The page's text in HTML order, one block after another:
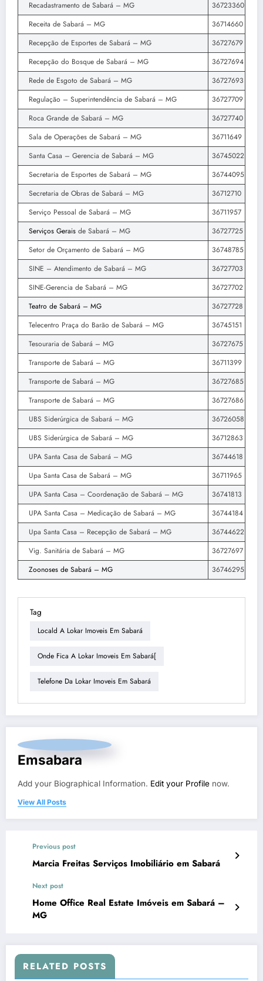
Recadastramento de Sabará – MG
36723360
Receita de Sabará – MG
36714660
Recepção de Esportes de Sabará – MG
36727679
Recepção do Bosque de Sabará – MG
36727694
Rede de Esgoto de Sabará – MG
36727693
Regulação – Superintendência de Sabará – MG
36727709
Roca Grande de Sabará – MG
36727740
Sala de Operações de Sabará – MG
36711649
Santa Casa – Gerencia de Sabará – MG
36745022
Secretaria de Esportes de Sabará – MG
36744095
Secretaria de Obras de Sabará – MG
36712710
Serviço Pessoal de Sabará – MG
36711957
Serviços Gerais de Sabará – MG
36727725
Setor de Orçamento de Sabará – MG
36748785
SINE – Atendimento de Sabará – MG
36727703
SINE-Gerencia de Sabará – MG
36727702
Teatro de Sabará – MG
36727728
Telecentro Praça do Barão de Sabará – MG
36745151
Tesouraria de Sabará – MG
36727675
Transporte de Sabará – MG
36711399
Transporte de Sabará – MG
36727685
Transporte de Sabará – MG
36727686
UBS Siderúrgica de Sabará – MG
36726058
UBS Siderúrgica de Sabará – MG
36712863
UPA Santa Casa de Sabará – MG
36744618
Upa Santa Casa de Sabará – MG
36711965
UPA Santa Casa – Coordenação de Sabará – MG
36741813
UPA Santa Casa – Medicação de Sabará – MG
36744184
Upa Santa Casa – Recepção de Sabará – MG
36744622
Vig. Sanitária de Sabará – MG
36727697
Zoonoses de Sabará – MG
36746295
Tag
Locald A Lokar Imoveis Em Sabará
Onde Fica A Lokar Imoveis Em Sabará[
Telefone Da Lokar Imoveis Em Sabará
Emsabara
Add your Biographical Information. Edit your Profile now.
View All Posts
Previous post
Marcia Freitas Serviços Imobiliário em Sabará
Next post
Home Office Real Estate Imóveis em Sabará –
MG
RELATED POSTS